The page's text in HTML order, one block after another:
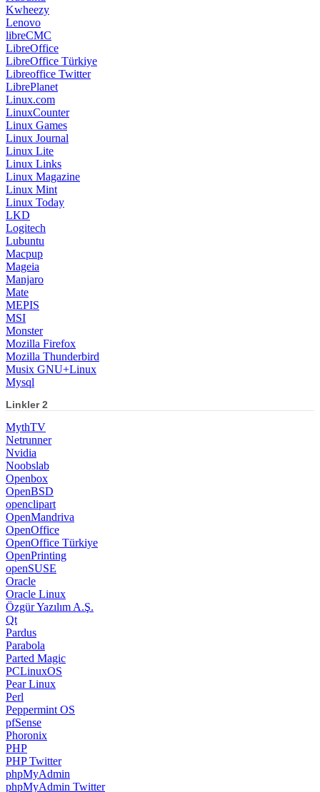
Kwheezy
Lenovo
libreCMC
LibreOffice
LibreOffice Türkiye
Libreoffice Twitter
LibrePlanet
Linux.com
LinuxCounter
Linux Games
Linux Journal
Linux Lite
Linux Links
Linux Magazine
Linux Mint
Linux Today
LKD
Logitech
Lubuntu
Macpup
Mageia
Manjaro
Mate
MEPIS
MSI
Monster
Mozilla Firefox
Mozilla Thunderbird
Musix GNU+Linux
Mysql
Linkler 2
MythTV
Netrunner
Nvidia
Noobslab
Openbox
OpenBSD
openclipart
OpenMandriva
OpenOffice
OpenOffice Türkiye
OpenPrinting
openSUSE
Oracle
Oracle Linux
Özgür Yazılım A.Ş.
Qt
Pardus
Parabola
Parted Magic
PCLinuxOS
Pear Linux
Perl
Peppermint OS
pfSense
Phoronix
PHP
PHP Twitter
phpMyAdmin
phpMyAdmin Twitter